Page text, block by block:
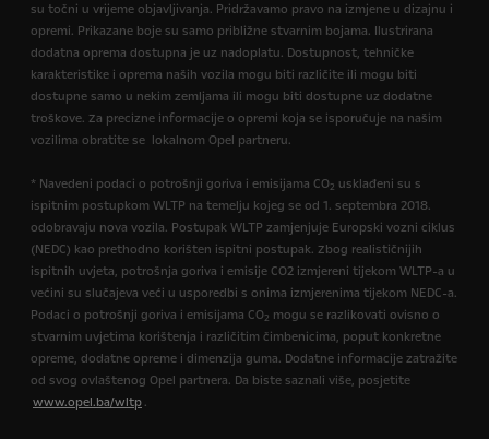
su točni u vrijeme objavljivanja. Pridržavamo pravo na izmjene u dizajnu i
opremi. Prikazane boje su samo približne stvarnim bojama. Ilustrirana
dodatna oprema dostupna je uz nadoplatu. Dostupnost, tehničke
karakteristike i oprema naših vozila mogu biti različite ili mogu biti
dostupne samo u nekim zemljama ili mogu biti dostupne uz dodatne
troškove. Za precizne informacije o opremi koja se isporučuje na našim
vozilima obratite se lokalnom Opel partneru.
* Navedeni podaci o potrošnji goriva i emisijama CO2 usklađeni su s
ispitnim postupkom WLTP na temelju kojeg se od 1. septembra 2018.
odobravaju nova vozila. Postupak WLTP zamjenjuje Europski vozni ciklus
(NEDC) kao prethodno korišten ispitni postupak. Zbog realističnijih
ispitnih uvjeta, potrošnja goriva i emisije CO2 izmjereni tijekom WLTP-a u
većini su slučajeva veći u usporedbi s onima izmjerenima tijekom NEDC-a.
Podaci o potrošnji goriva i emisijama CO2 mogu se razlikovati ovisno o
stvarnim uvjetima korištenja i različitim čimbenicima, poput konkretne
opreme, dodatne opreme i dimenzija guma. Dodatne informacije zatražite
od svog ovlaštenog Opel partnera. Da biste saznali više, posjetite
www.opel.ba/wltp .